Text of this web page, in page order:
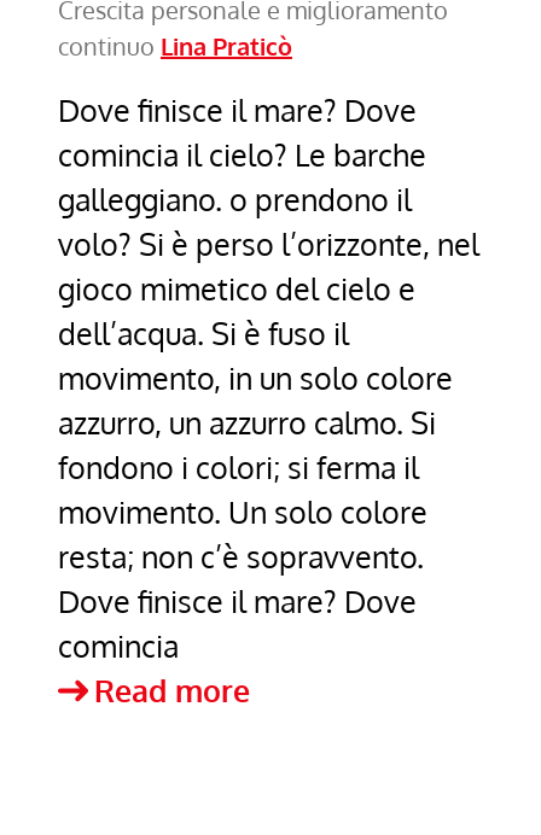
Crescita personale e miglioramento
continuo Lina Praticò
Dove finisce il mare? Dove
comincia il cielo? Le barche
galleggiano. o prendono il
volo? Si è perso l’orizzonte, nel
gioco mimetico del cielo e
dell’acqua. Si è fuso il
movimento, in un solo colore
azzurro, un azzurro calmo. Si
fondono i colori; si ferma il
movimento. Un solo colore
resta; non c’è sopravvento.
Dove finisce il mare? Dove
comincia
Read moreCalma